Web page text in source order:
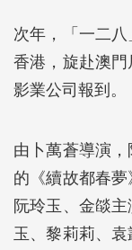
次年，「一二
香港，旋赴澳
影業公司報到。
由卜萬蒼導演
的《續故都春夢
阮玲玉、金燄
玉、黎莉莉、